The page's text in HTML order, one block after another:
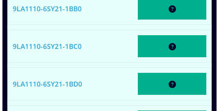
9LA1110-6SY21-1BB0
9LA1110-6SY21-1BC0
9LA1110-6SY21-1BD0